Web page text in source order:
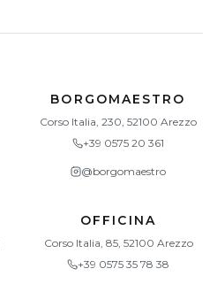
BORGOMAESTRO
Corso Italia, 230, 52100 Arezzo
+39 0575 20 361
@borgomaestro
OFFICINA
Corso Italia, 85, 52100 Arezzo
+39 0575 35 78 38